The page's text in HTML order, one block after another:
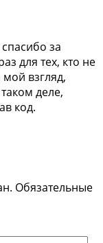
за
для тех, кто не
взгляд,
деле,
код.
Обязательные